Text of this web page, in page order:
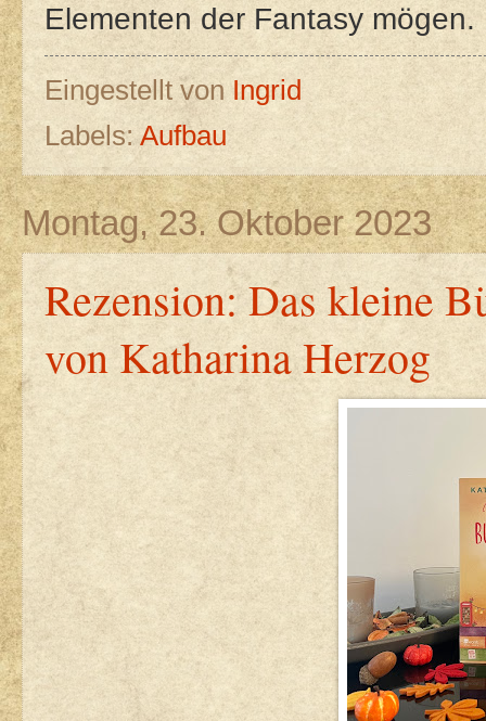
Elementen der Fantasy mögen.
Eingestellt von Ingrid
Labels:Aufbau
Montag, 23. Oktober 2023
Rezension: Das kleine
von Katharina Herzog